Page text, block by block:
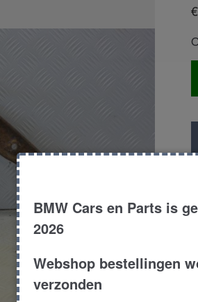
€
BMW Cars en Parts is
2026
Webshop bestellingen
verzonden